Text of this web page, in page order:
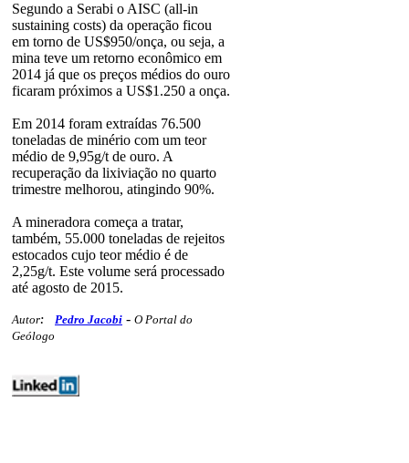
Segundo a Serabi o AISC (all-in
sustaining costs) da operação ficou
em torno de US$950/onça, ou seja, a
mina teve um retorno econômico em
2014 já que os preços médios do ouro
ficaram próximos a US$1.250 a onça.
Em 2014 foram extraídas 76.500
toneladas de minério com um teor
médio de 9,95g/t de ouro. A
recuperação da lixiviação no quarto
trimestre melhorou, atingindo 90%.
A mineradora começa a tratar,
também, 55.000 toneladas de rejeitos
estocados cujo teor médio é de
2,25g/t. Este volume será processado
até agosto de 2015.
Autor: Pedro Jacobi - O Portal do
Geólogo